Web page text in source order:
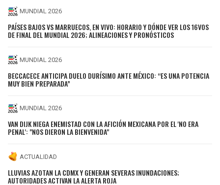
MUNDIAL 2026
PAÍSES BAJOS VS MARRUECOS, EN VIVO: HORARIO Y DÓNDE VER LOS 16VOS
DE FINAL DEL MUNDIAL 2026; ALINEACIONES Y PRONÓSTICOS
MUNDIAL 2026
BECCACECE ANTICIPA DUELO DURÍSIMO ANTE MÉXICO: “ES UNA POTENCIA
MUY BIEN PREPARADA”
MUNDIAL 2026
VAN DIJK NIEGA ENEMISTAD CON LA AFICIÓN MEXICANA POR EL 'NO ERA
PENAL': "NOS DIERON LA BIENVENIDA"
ACTUALIDAD
LLUVIAS AZOTAN LA CDMX Y GENERAN SEVERAS INUNDACIONES;
AUTORIDADES ACTIVAN LA ALERTA ROJA